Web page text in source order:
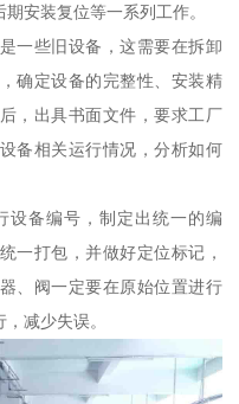
安装复位等一系列工作。
一些旧设备，这需要在拆卸
确定设备的完整性、安装精
，出具书面文件，要求工厂
备相关运行情况，分析如何
设备编号，制定出统一的编
一打包，并做好定位标记，
、阀一定要在原始位置进行
减少失误。